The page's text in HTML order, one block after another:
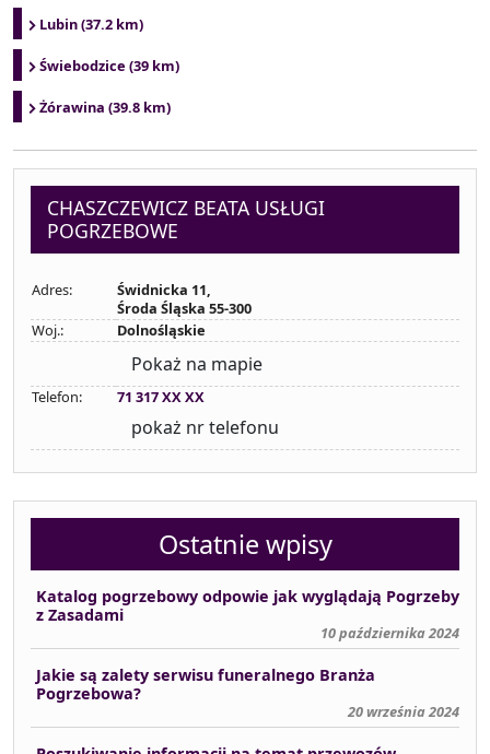
Lubin (37.2 km)
Świebodzice (39 km)
Żórawina (39.8 km)
CHASZCZEWICZ BEATA USŁUGI
POGRZEBOWE
Adres:
Świdnicka 11,
Środa Śląska 55-300
Woj.:
Dolnośląskie
Pokaż na mapie
Telefon: 71 317 XX XX
pokaż nr telefonu
Ostatnie wpisy
Katalog pogrzebowy odpowie jak wyglądają Pogrzeby
z Zasadami
10 października 2024
Jakie są zalety serwisu funeralnego Branża
Pogrzebowa?
20 września 2024